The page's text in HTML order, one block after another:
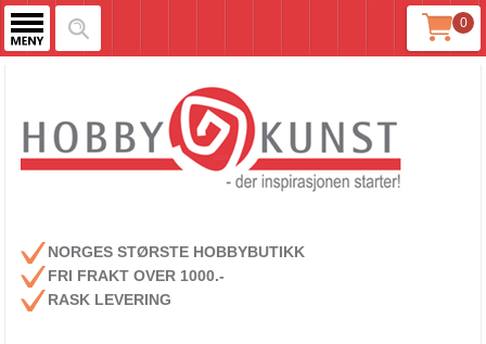
0
NORGES STØRSTE HOBBYBUTIKK
FRI FRAKT OVER 1000.-
RASK LEVERING